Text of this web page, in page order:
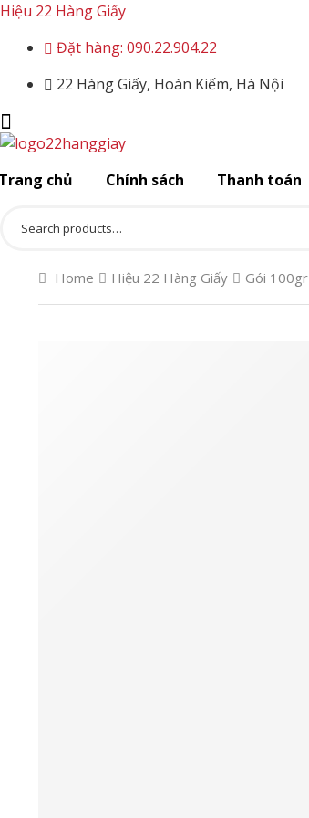
Hiệu 22 Hàng Giấy
Đặt hàng: 090.22.904.22
22 Hàng Giấy, Hoàn Kiếm, Hà Nội
Menu
chủ Chính sách Thanh toán
Home Hiệu 22 Hàng Giấy Gói 100gr